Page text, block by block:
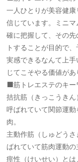
一人ひとりが美容健
信じています。ミニ
確に把握して、その
トすることが目的で
実感できるなんて上
じてこそやる価値があ
⬛️筋トレエステのキ
拮抗筋（きっこうきん
呼ばれていて関節運
肉。
主動作筋（しゅどう
ばれていて筋肉運動の
痙性（けいせい）と